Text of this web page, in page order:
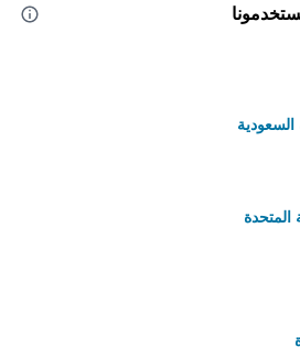
السعودية
المتحدة